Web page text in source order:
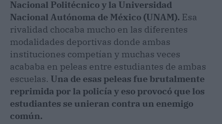
Nacional Politécnico y la Universidad
Nacional Autónoma de México (UNAM). Esa
rivalidad chocaba mucho en las diferentes
modalidades deportivas donde ambas
instituciones competían y muchas veces
acababa en peleas entre estudiantes de ambas
escuelas. Una de esas peleas fue brutalmente
reprimida por la policía y eso provocó que los
estudiantes se unieran contra un enemigo
común.